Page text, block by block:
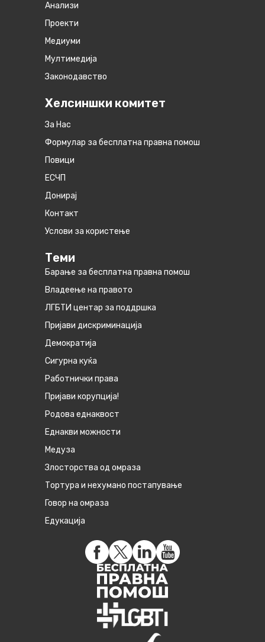
Анализи
Проекти
Медиуми
Мултимедија
Законодавство
Хелсиншки комитет
За Нас
Формулар за бесплатна правна помош
Повици
ЕСЧП
Донирај
Контакт
Услови за користење
Теми
Барање за бесплатна правна помош
Владеење на правото
ЛГБТИ центар за поддршка
Пријави дискриминација
Демократија
Сигурна куќа
Работнички права
Пријави корупција!
Родова еднаквост
Eднакви можности
Медуза
Злосторства од омраза
Тортура и нехумано постапување
Говор на омраза
Едукација